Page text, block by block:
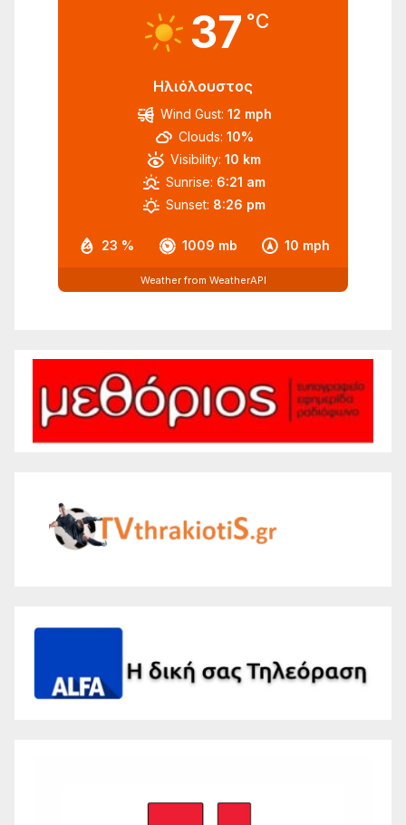
37 °C
Ηλιόλουστος
23 % 1009 mb 10 mph
Wind Gust: 12 mph
Clouds: 10%
Visibility: 10 km
Sunrise: 6:21 am
Sunset: 8:26 pm
Weather from WeatherAPI